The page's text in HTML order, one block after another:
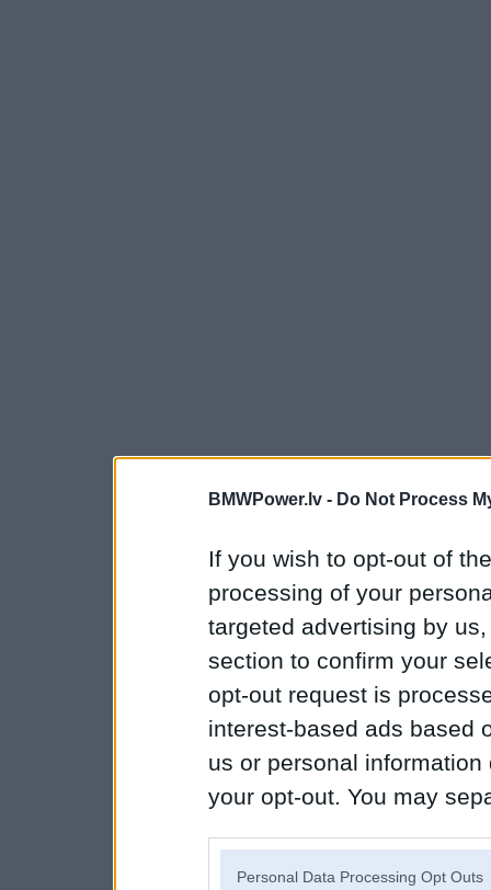
BMWPower.lv - Do Not Process
If you wish to opt-out of
processing of your
targeted advertising by
section to confirm your
opt-out request is
interest-based ads based
us or personal
your opt-out. You may
Personal Data Processing Opt Outs